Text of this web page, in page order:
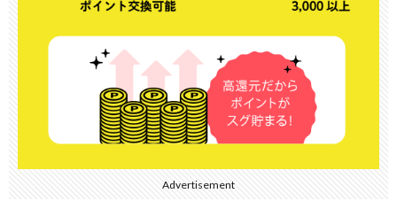
Advertisement